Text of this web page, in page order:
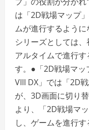
は「2D戦場マップ
ムが進行するよう
シリーズとしては
アルタイムで進行
す。●「2D戦場マッ
VIII DX」では「2D
が、3D画面に切り
より、「2D戦場マ
し、ゲームを進行